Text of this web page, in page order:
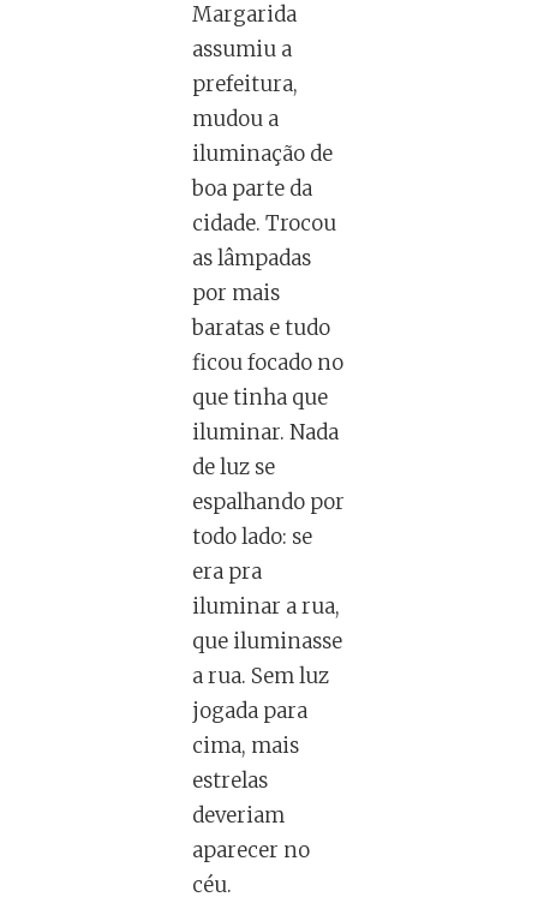
Margarida
assumiu a
prefeitura,
mudou a
iluminação de
boa parte da
cidade. Trocou
as lâmpadas
por mais
baratas e tudo
ficou focado no
que tinha que
iluminar. Nada
de luz se
espalhando por
todo lado: se
era pra
iluminar a rua,
que iluminasse
a rua. Sem luz
jogada para
cima, mais
estrelas
deveriam
aparecer no
céu.